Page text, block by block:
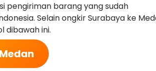
pengiriman barang yang sudah
Selain ongkir Surabaya ke
dibawah ini.